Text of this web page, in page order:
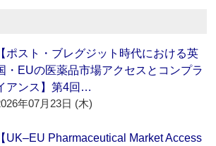
【ポスト・ブレグジット時代における英
・EUの医薬品市場アクセスとコンプラ
アンス】第4回…
年07月23日 (木)
【UK–EU Pharmaceutical Market Access